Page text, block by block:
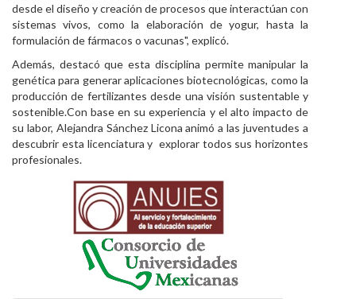
desde el diseño y creación de procesos que interactúan con
sistemas vivos, como la elaboración de yogur, hasta la
formulación de fármacos o vacunas", explicó.
Además, destacó que esta disciplina permite manipular la
genética para generar aplicaciones biotecnológicas, como la
producción de fertilizantes desde una visión sustentable y
sostenible.Con base en su experiencia y el alto impacto de
su labor, Alejandra Sánchez Licona animó a las juventudes a
descubrir esta licenciatura y explorar todos sus horizontes
profesionales.